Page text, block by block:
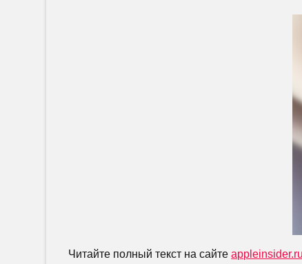
Читайте полный текст на сайтеappleinsider.ru